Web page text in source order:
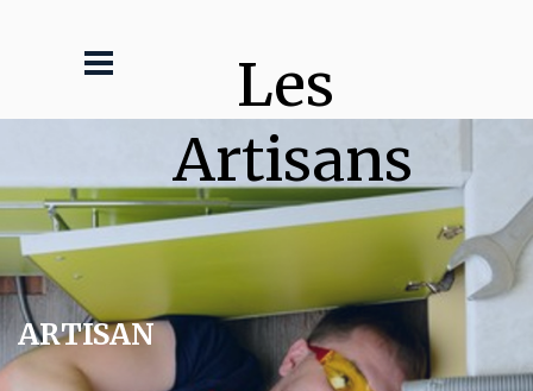
Les
Artisans
ARTISAN